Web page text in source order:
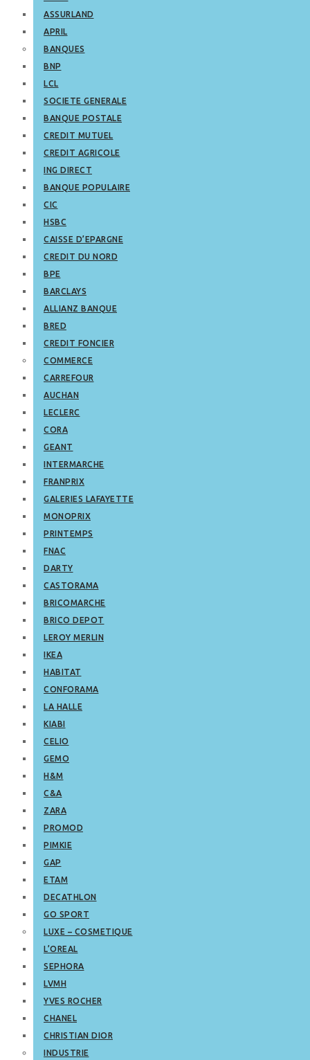
ASSURLAND
APRIL
BANQUES
BNP
LCL
SOCIETE GENERALE
BANQUE POSTALE
CREDIT MUTUEL
CREDIT AGRICOLE
ING DIRECT
BANQUE POPULAIRE
CIC
HSBC
CAISSE D’EPARGNE
CREDIT DU NORD
BPE
BARCLAYS
ALLIANZ BANQUE
BRED
CREDIT FONCIER
COMMERCE
CARREFOUR
AUCHAN
LECLERC
CORA
GEANT
INTERMARCHE
FRANPRIX
GALERIES LAFAYETTE
MONOPRIX
PRINTEMPS
FNAC
DARTY
CASTORAMA
BRICOMARCHE
BRICO DEPOT
LEROY MERLIN
IKEA
HABITAT
CONFORAMA
LA HALLE
KIABI
CELIO
GEMO
H&M
C&A
ZARA
PROMOD
PIMKIE
GAP
ETAM
DECATHLON
GO SPORT
LUXE – COSMETIQUE
L’OREAL
SEPHORA
LVMH
YVES ROCHER
CHANEL
CHRISTIAN DIOR
INDUSTRIE